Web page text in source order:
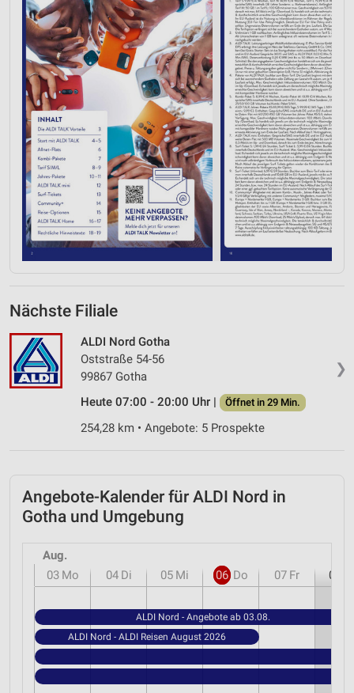
Nächste Filiale
❯
ALDI Nord Gotha
Oststraße 54-56
99867 Gotha
Heute 07:00 - 20:00 Uhr |
Öffnet in 29 Min.
254,28 km • Angebote: 5 Prospekte
Angebote-Kalender für ALDI Nord in
Gotha und Umgebung
Aug.
03 Mo 04 Di 05 Mi 06 Do 07 Fr 08
ALDI Nord - Angebote ab 03.08.
ALDI Nord - ALDI Reisen August 2026